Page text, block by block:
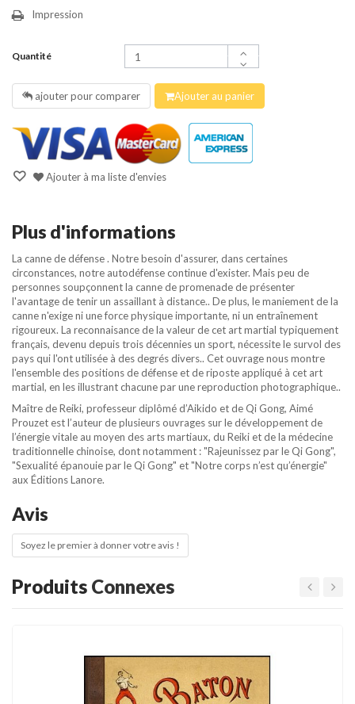
Impression
Quantité
ajouter pour comparer Ajouter au panier
Ajouter à ma liste d'envies
Plus d'informations
La canne de défense. Notre besoin d'assurer, dans certaines
circonstances, notre autodéfense continue d'exister. Mais peu de
personnes soupçonnent la canne de promenade de présenter
l'avantage de tenir un assaillant à distance.. De plus, le maniement de la
canne n'exige ni une force physique importante, ni un entraînement
rigoureux. La reconnaisance de la valeur de cet art martial typiquement
français, devenu depuis trois décennies un sport, nécessite le survol des
pays qui l'ont utilisée à des degrés divers.. Cet ouvrage nous montre
l'ensemble des positions de défense et de riposte appliqué à cet art
martial, en les illustrant chacune par une reproduction photographique..
Maître de Reiki, professeur diplômé d’Aikido et de Qi Gong, Aimé
Prouzet est l’auteur de plusieurs ouvrages sur le développement de
l’énergie vitale au moyen des arts martiaux, du Reiki et de la médecine
traditionnelle chinoise, dont notamment : "Rajeunissez par le Qi Gong",
"Sexualité épanouie par le Qi Gong" et "Notre corps n’est qu’énergie"
aux Éditions Lanore.
Avis
Soyez le premier à donner votre avis !
Produits Connexes